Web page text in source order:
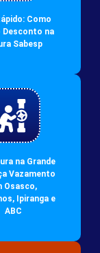
Como
Desconto na
Sabesp
na Grande
Vazamento
Osasco,
Ipiranga e
ABC